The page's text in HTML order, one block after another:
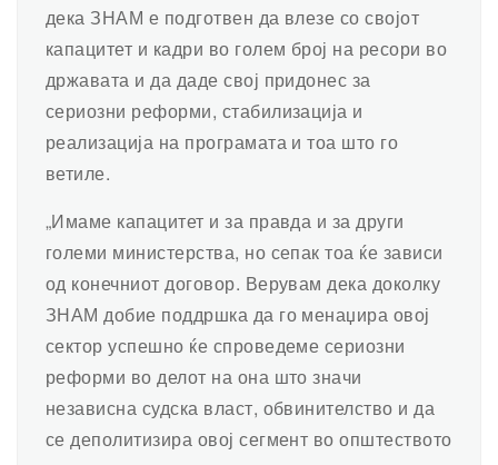
дека ЗНАМ е подготвен да влезе со својот
капацитет и кадри во голем број на ресори во
државата и да даде свој придонес за
сериозни реформи, стабилизација и
реализација на програмата и тоа што го
ветиле.
„Имаме капацитет и за правда и за други
големи министерства, но сепак тоа ќе зависи
од конечниот договор. Верувам дека доколку
ЗНАМ добие поддршка да го менаџира овој
сектор успешно ќе спроведеме сериозни
реформи во делот на она што значи
независна судска власт, обвинителство и да
се деполитизира овој сегмент во општеството